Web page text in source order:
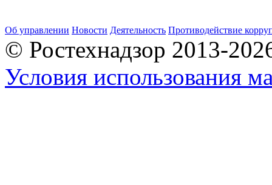
Об управлении Новости Деятельность Противодействие
© Ростехнадзор 2013-
Условия использования